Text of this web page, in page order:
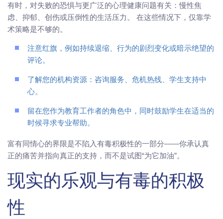
有时，对失败的恐惧与更广泛的心理健康问题有关：慢性焦
虑、抑郁、创伤或压倒性的生活压力。 在这些情况下，仅靠学
术策略是不够的。
注意红旗，例如持续退缩、行为的剧烈变化或暗示绝望的
评论。
了解您的机构资源：咨询服务、危机热线、学生支持中
心。
留在您作为教育工作者的角色中，同时鼓励学生在适当的
时候寻求专业帮助。
富有同情心的界限是不陷入有毒积极性的一部分——你承认真
正的痛苦并指向真正的支持，而不是试图“为它加油”。
现实的乐观与有毒的积极
性